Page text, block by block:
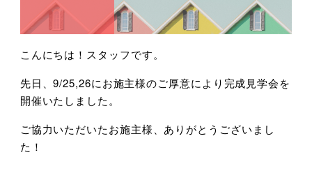
こんにちは！スタッフです。
先日、9/25,26にお施主様のご厚意により完成見学会を
開催いたしました。
ご協力いただいたお施主様、ありがとうございまし
た！